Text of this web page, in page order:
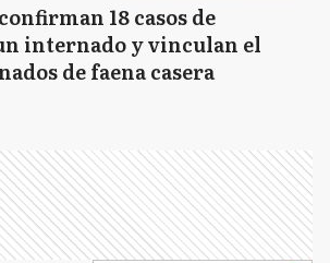
18 casos de
internado y vinculan el
de faena casera